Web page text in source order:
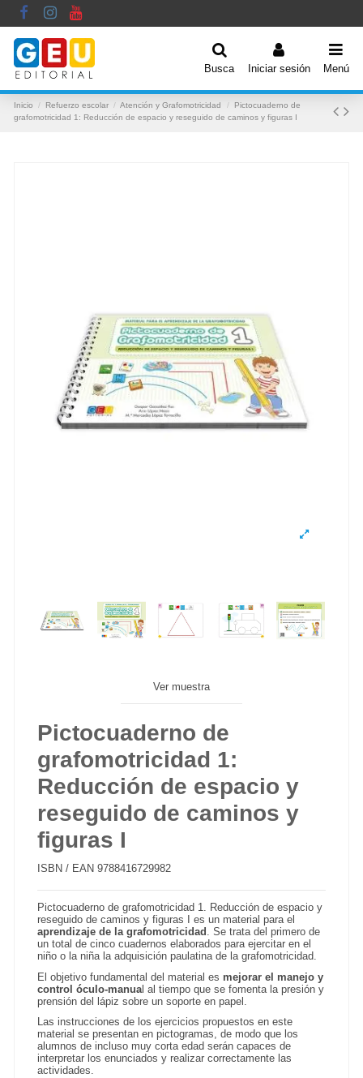
Busca Iniciar sesión Menú
Inicio Refuerzo escolar Atención y Grafomotricidad
Pictocuaderno de
grafomotricidad 1: Reducción de espacio y reseguido de caminos y figuras I
Ver muestra
Pictocuaderno de
grafomotricidad 1:
Reducción de espacio y
reseguido de caminos y
figuras I
ISBN / EAN 9788416729982
Pictocuaderno de grafomotricidad 1. Reducción de espacio y
reseguido de caminos y figuras I es un material para el
aprendizaje de la grafomotricidad . Se trata del primero de
un total de cinco cuadernos elaborados para ejercitar en el
niño o la niña la adquisición paulatina de la grafomotricidad.
El objetivo fundamental del material es mejorar el manejo y
control óculo-manual al tiempo que se fomenta la presión y
prensión del lápiz sobre un soporte en papel.
Las instrucciones de los ejercicios propuestos en este
material se presentan en pictogramas, de modo que los
alumnos de incluso muy corta edad serán capaces de
interpretar los enunciados y realizar correctamente las
actividades.